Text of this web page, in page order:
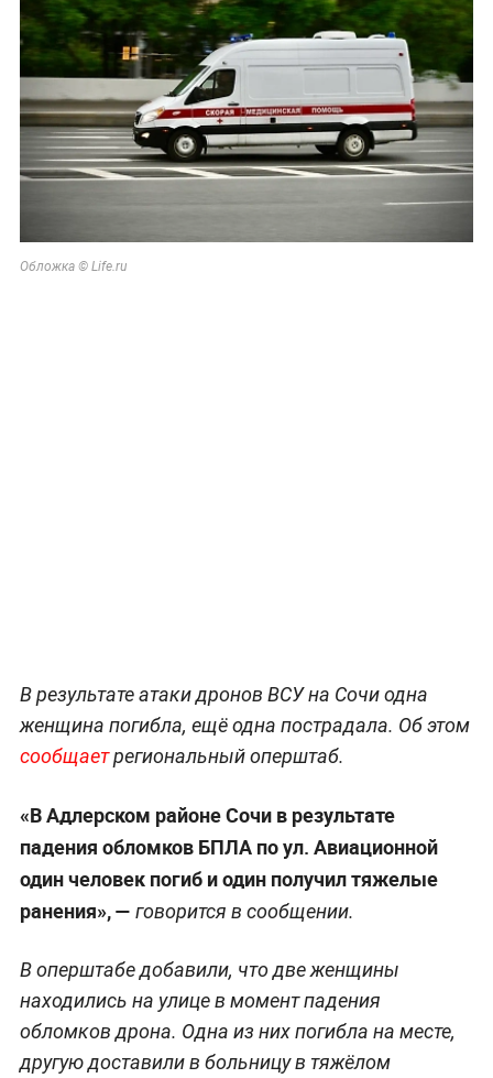
Обложка © Life.ru
В результате атаки дронов ВСУ на Сочи одна
женщина погибла, ещё одна пострадала. Об этом
сообщаетрегиональный оперштаб.
«В Адлерском районе Сочи в результате
падения обломков БПЛА по ул. Авиационной
один человек погиб и один получил тяжелые
ранения», — говорится в сообщении.
В оперштабе добавили, что две женщины
находились на улице в момент падения
обломков дрона. Одна из них погибла на месте,
другую доставили в больницу в тяжёлом